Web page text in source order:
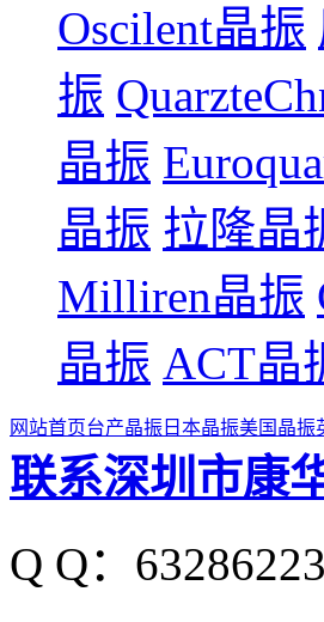
Oscilent晶振
振
晶振
晶振 拉隆晶
Milliren晶振
晶振 ACT晶
网站首页台产晶振 日本晶振美国晶振
联系深圳市康
Q Q：